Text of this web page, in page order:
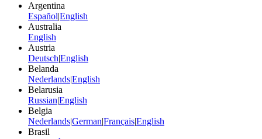
Argentina
EspañolEnglish
Australia
English
Austria
DeutschEnglish
Belanda
NederlandsEnglish
Belarusia
RussianEnglish
Belgia
NederlandsGermanFrançaisEnglish
Brasil